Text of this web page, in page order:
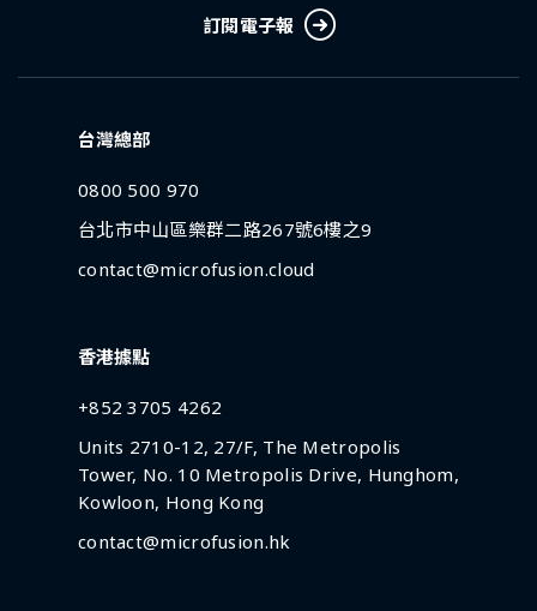
訂閱電子報
台灣總部
0800 500 970
台北市中山區樂群二路267號6樓之9
contact@microfusion.cloud
香港據點
+852 3705 4262
Units 2710-12, 27/F, The Metropolis
Tower, No. 10 Metropolis Drive, Hunghom,
Kowloon, Hong Kong
contact@microfusion.hk